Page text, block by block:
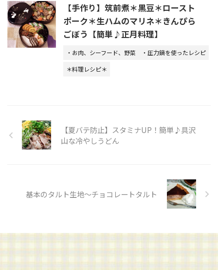
【手作り】筑前煮＊黒豆＊ロースト
ポーク＊生ハムのマリネ＊きんぴら
ごぼう【簡単♪正月料理】
・お肉、シーフード、野菜
・圧力鍋を使ったレシピ
＊料理レシピ＊
【夏バテ防止】スタミナUP！簡単♪具沢
山な冷やしうどん
基本のタルト生地～チョコレートタルト